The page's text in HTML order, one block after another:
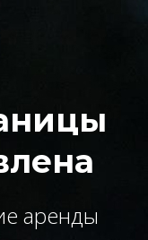
аренды